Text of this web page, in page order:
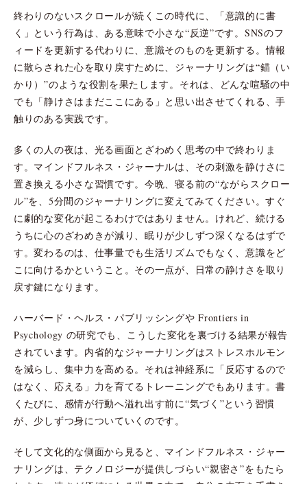
終わりのないスクロールが続くこの時代に、「意識的に書
く」という行為は、ある意味で小さな“反逆”です。SNSのフ
ィードを更新する代わりに、意識そのものを更新する。情報
に散らされた心を取り戻すために、ジャーナリングは“錨（い
かり）”のような役割を果たします。それは、どんな喧騒の中
でも「静けさはまだここにある」と思い出させてくれる、手
触りのある実践です。
多くの人の夜は、光る画面とざわめく思考の中で終わりま
す。マインドフルネス・ジャーナルは、その刺激を静けさに
置き換える小さな習慣です。今晩、寝る前の“ながらスクロー
ル”を、5分間のジャーナリングに変えてみてください。すぐ
に劇的な変化が起こるわけではありません。けれど、続ける
うちに心のざわめきが減り、眠りが少しずつ深くなるはずで
す。変わるのは、仕事量でも生活リズムでもなく、意識をど
こに向けるかということ。その一点が、日常の静けさを取り
戻す鍵になります。
ハーバード・ヘルス・パブリッシングや Frontiers in
Psychology の研究でも、こうした変化を裏づける結果が報告
されています。内省的なジャーナリングはストレスホルモン
を減らし、集中力を高める。それは神経系に「反応するので
はなく、応える」力を育てるトレーニングでもあります。書
くたびに、感情が行動へ溢れ出す前に“気づく”という習慣
が、少しずつ身についていくのです。
そして文化的な側面から見ると、マインドフルネス・ジャー
ナリングは、テクノロジーが提供しづらい“親密さ”をもたら